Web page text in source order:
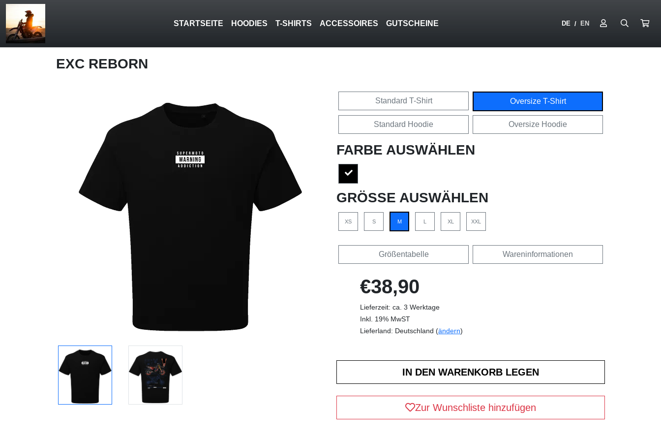
STARTSEITE HOODIES T-SHIRTS ACCESSOIRES GUTSCHEINE DE / EN
EXC REBORN
Standard T-Shirt Oversize T-Shirt
Standard Hoodie Oversize Hoodie
FARBE AUSWÄHLEN
GRÖSSE AUSWÄHLEN
XS S M L XL XXL
Größentabelle Wareninformationen
€38,90
Lieferzeit: ca. 3 Werktage
Inkl. 19% MwST
Lieferland: Deutschland (ändern)
Zur Wunschliste hinzufügen